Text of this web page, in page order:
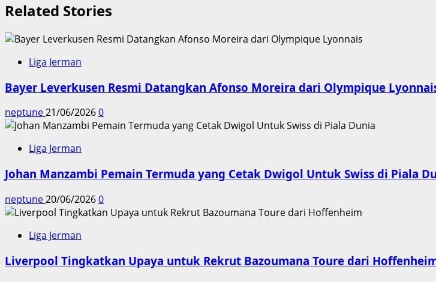
Related Stories
Liga Jerman
Bayer Leverkusen Resmi Datangkan Afonso Moreira dari Olympique
neptune21/06/20260
Liga Jerman
Johan Manzambi Pemain Termuda yang Cetak Dwigol Untuk Swiss di Piala
neptune20/06/20260
Liga Jerman
Liverpool Tingkatkan Upaya untuk Rekrut Bazoumana Toure dari